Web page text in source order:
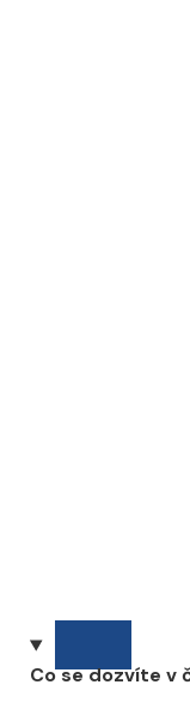
Co se dozvíte v